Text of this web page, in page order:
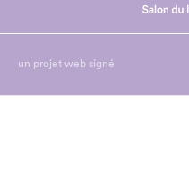
un projet web signé